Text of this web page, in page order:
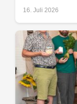
16. Juli 2026